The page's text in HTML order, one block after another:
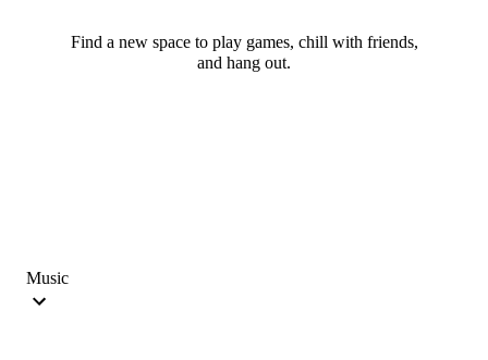
Find a new space to play games, chill with friends,
and hang out.
Music